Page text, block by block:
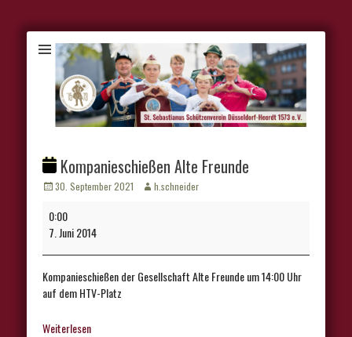
Kompanieschießen Alte Freunde
Veröffentlicht
30. September 2021 Autorh.schneider
Kompanieschießen
Alte
Freunde
0:00
7. Juni 2014
Kompanieschießen der Gesellschaft Alte Freunde um 14:00 Uhr
auf dem HTV-Platz
Weiterlesen